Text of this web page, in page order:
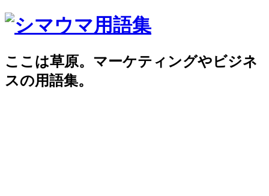
ここは草原。マーケティングやビジネ
スの用語集。